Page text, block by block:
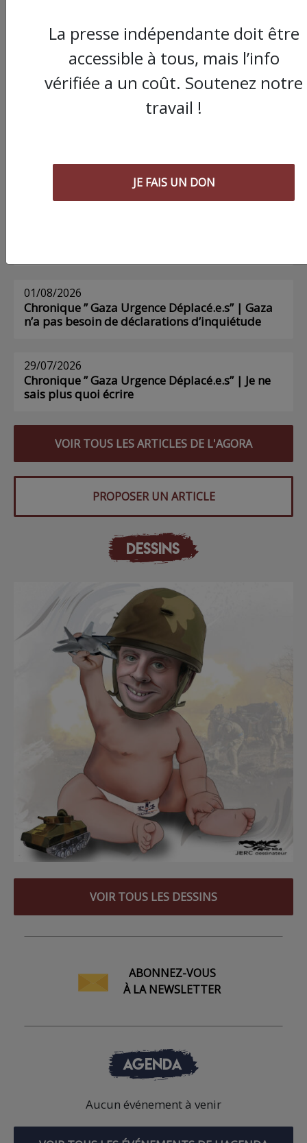
Commander le dernier numéro papier du
Poing !
Voir tous les numéros papier
AGORA
01/08/2026
Chronique ” Gaza Urgence Déplacé.e.s” | Gaza
n’a pas besoin de déclarations d’inquiétude
29/07/2026
Chronique ” Gaza Urgence Déplacé.e.s” | Je ne
sais plus quoi écrire
VOIR TOUS LES ARTICLES DE L'AGORA
PROPOSER UN ARTICLE
DESSINS
VOIR TOUS LES DESSINS
ABONNEZ-VOUS
À LA NEWSLETTER
AGENDA
Aucun événement à venir
La presse indépendante doit être
accessible à tous, mais l’info
vérifiée a un coût. Soutenez notre
travail !
JE FAIS UN DON